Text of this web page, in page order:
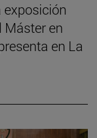
exposición
en
en La